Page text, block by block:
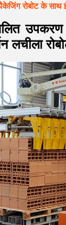
पैकेजिंग रोबोट के
लचीला